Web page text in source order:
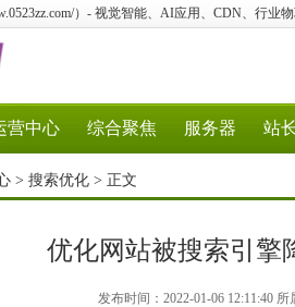
）- 视觉智能、AI应用、CDN、行业
营中心 综合聚焦 服务器 站
> 搜索优化 > 正文
优化网站被搜索引擎
发布时间：2022-01-06 12:11:40